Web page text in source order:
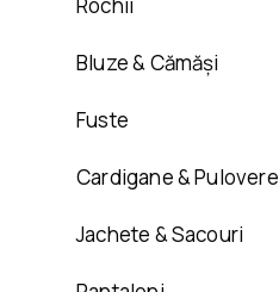
Rochii
Bluze & Cămăși
Fuste
Cardigane & Pulovere
Jachete & Sacouri